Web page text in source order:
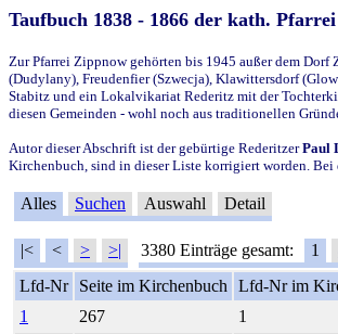
Taufbuch 1838 - 1866 der kath.
Zur Pfarrei Zippnow gehörten bis 1945 außer dem
(Dudylany), Freudenfier (Szwecja), Klawittersdorf
Stabitz und ein Lokalvikariat Rederitz mit der
diesen Gemeinden - wohl noch aus traditionellen
Autor dieser Abschrift ist der gebürtige RederitzerPaul
Kirchenbuch, sind in dieser Liste korrigiert worden. Bei
Alles Suchen Auswahl Detail
|< < > >| 3380 Einträge gesamt: 1
Lfd-Nr
Seite im Kirchenbuch Lfd-Nr im
1
267 1